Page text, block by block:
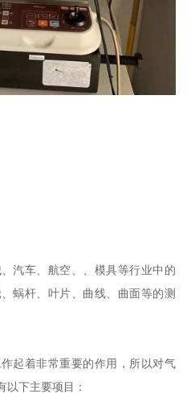
汽车、航空、、模具等行业中的
蜗杆、叶片、曲线、曲面等的测
起着非常重要的作用，所以对气
以下主要项目：